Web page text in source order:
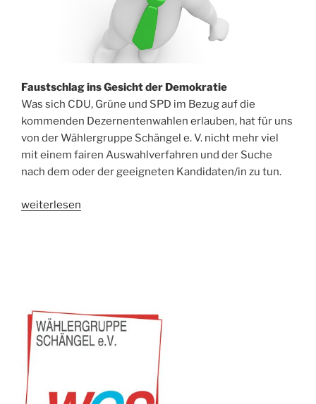
Faustschlag ins Gesicht der Demokratie
Was sich CDU, Grüne und SPD im Bezug auf die
kommenden Dezernentenwahlen erlauben, hat für uns
von der Wählergruppe Schängel e. V. nicht mehr viel
mit einem fairen Auswahlverfahren und der Suche
nach dem oder der geeigneten Kandidaten/in zu tun.
„Klüngel
weiterlesen